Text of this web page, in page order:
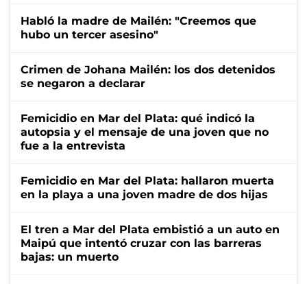
Habló la madre de Mailén: "Creemos que
hubo un tercer asesino"
Crimen de Johana Mailén: los dos detenidos
se negaron a declarar
Femicidio en Mar del Plata: qué indicó la
autopsia y el mensaje de una joven que no
fue a la entrevista
Femicidio en Mar del Plata: hallaron muerta
en la playa a una joven madre de dos hijas
El tren a Mar del Plata embistió a un auto en
Maipú que intentó cruzar con las barreras
bajas: un muerto